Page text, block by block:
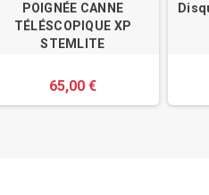
POIGNÉE CANNE
TÉLÉSCOPIQUE XP
STEMLITE
65,00 €